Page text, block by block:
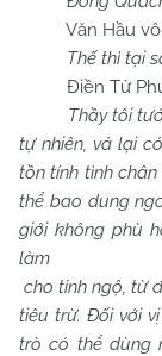
Văn Hầu vô
Thế thì tại
Điền Tử
Thầy tôi tướng
tự nhiên, vả lại
tồn tính tình
thể bao dung
giới không phù
làm
cho tỉnh ngộ, từ
tiêu trừ. Đối với
trò có thể dùng